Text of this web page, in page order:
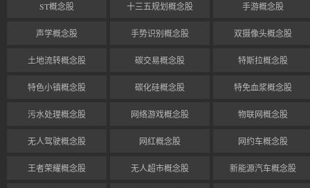
ST概念股 十三五规划概念股 手游概念股
声学概念股 手势识别概念股 双摄像头概念股
土地流转概念股 碳交易概念股 特斯拉概念股
特色小镇概念股 碳化硅概念股 特免血浆概念股
污水处理概念股 网络游戏概念股 物联网概念股
无人驾驶概念股 网红概念股 网约车概念股
王者荣耀概念股 无人超市概念股 新能源汽车概念股